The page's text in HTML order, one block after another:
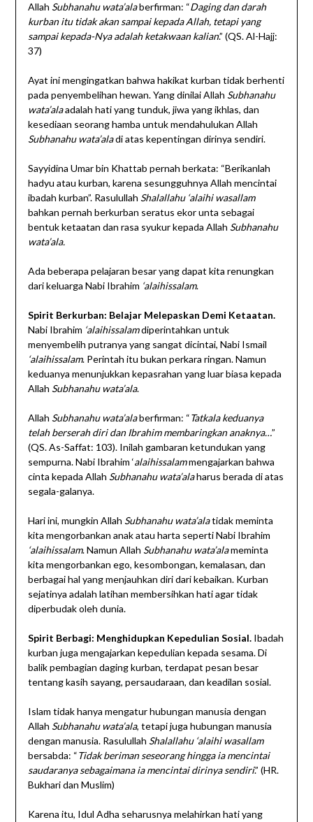
Allah Subhanahu wata’alaberfirman: “Daging dan darah
kurban itu tidak akan sampai kepada Allah, tetapi yang
sampai kepada-Nya adalah ketakwaan kalian.” (QS. Al-Hajj:
37)
Ayat ini mengingatkan bahwa hakikat kurban tidak berhenti
pada penyembelihan hewan. Yang dinilai Allah Subhanahu
wata’alaadalah hati yang tunduk, jiwa yang ikhlas, dan
kesediaan seorang hamba untuk mendahulukan Allah
Subhanahu wata’aladi atas kepentingan dirinya sendiri.
Sayyidina Umar bin Khattab pernah berkata: “Berikanlah
hadyu atau kurban, karena sesungguhnya Allah mencintai
ibadah kurban”. Rasulullah Shalallahu ‘alaihi wasallam
bahkan pernah berkurban seratus ekor unta sebagai
bentuk ketaatan dan rasa syukur kepada Allah Subhanahu
wata’ala.
Ada beberapa pelajaran besar yang dapat kita renungkan
dari keluarga Nabi Ibrahim ‘alaihissalam.
Spirit Berkurban: Belajar Melepaskan Demi Ketaatan.
Nabi Ibrahim ‘alaihissalamdiperintahkan untuk
menyembelih putranya yang sangat dicintai, Nabi Ismail
‘alaihissalam. Perintah itu bukan perkara ringan. Namun
keduanya menunjukkan kepasrahan yang luar biasa kepada
Allah Subhanahu wata’ala.
Allah Subhanahu wata’alaberfirman: “Tatkala keduanya
telah berserah diri dan Ibrahim membaringkan anaknya…”
(QS. As-Saffat: 103). Inilah gambaran ketundukan yang
sempurna. Nabi Ibrahim ‘alaihissalammengajarkan bahwa
cinta kepada Allah Subhanahu wata’alaharus berada di atas
segala-galanya.
Hari ini, mungkin Allah Subhanahu wata’alatidak meminta
kita mengorbankan anak atau harta seperti Nabi Ibrahim
‘alaihissalam. Namun Allah Subhanahu wata’alameminta
kita mengorbankan ego, kesombongan, kemalasan, dan
berbagai hal yang menjauhkan diri dari kebaikan. Kurban
sejatinya adalah latihan membersihkan hati agar tidak
diperbudak oleh dunia.
Spirit Berbagi: Menghidupkan Kepedulian Sosial. Ibadah
kurban juga mengajarkan kepedulian kepada sesama. Di
balik pembagian daging kurban, terdapat pesan besar
tentang kasih sayang, persaudaraan, dan keadilan sosial.
Islam tidak hanya mengatur hubungan manusia dengan
Allah Subhanahu wata’ala, tetapi juga hubungan manusia
dengan manusia. Rasulullah Shalallahu ‘alaihi wasallam
bersabda: “Tidak beriman seseorang hingga ia mencintai
saudaranya sebagaimana ia mencintai dirinya sendiri.” (HR.
Bukhari dan Muslim)
Karena itu, Idul Adha seharusnya melahirkan hati yang